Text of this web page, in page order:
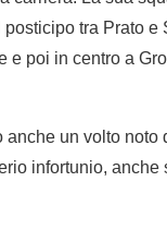
tra Prato e
e poi in centro a
un volto
infortunio, anche